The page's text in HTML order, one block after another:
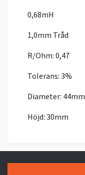
0,68mH
1,0mm Tråd
R/Ohm: 0,47
Tolerans: 3%
Diameter: 44mm
Höjd: 30mm